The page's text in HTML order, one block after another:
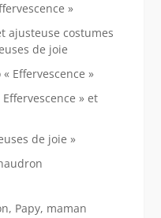
»
ajusteuse costumes
de joie
Effervescence »
» et
de joie »
Papy, maman